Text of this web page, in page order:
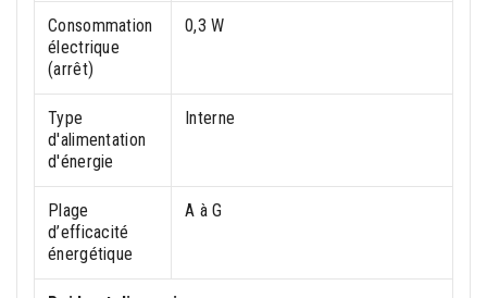
Consommation
électrique
(arrêt)
0,3 W
Type
d'alimentation
d'énergie
Interne
Plage
d’efficacité
énergétique
A à G